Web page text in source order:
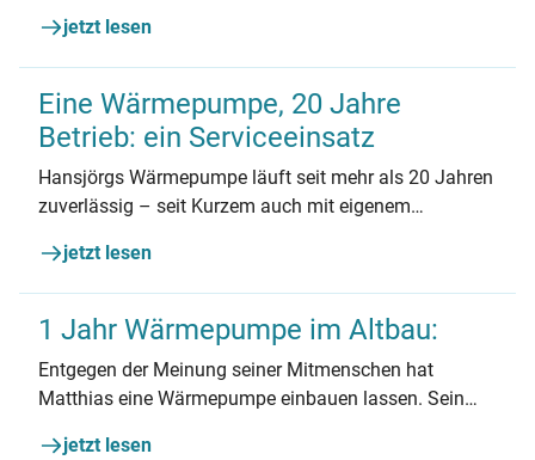
jetzt lesen
Eine Wärmepumpe, 20 Jahre
Betrieb: ein Serviceeinsatz
Hansjörgs Wärmepumpe läuft seit mehr als 20 Jahren
zuverlässig – seit Kurzem auch mit eigenem
jetzt lesen
1 Jahr Wärmepumpe im Altbau:
Entgegen der Meinung seiner Mitmenschen hat
Matthias eine Wärmepumpe einbauen lassen. Sein
jetzt lesen